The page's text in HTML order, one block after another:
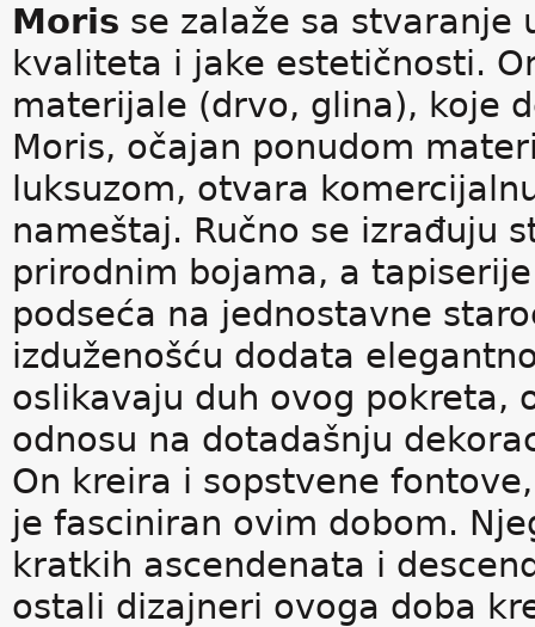
Moris se zalaže sa stvaranje
kvaliteta i jake estetičnosti.
materijale (drvo, glina), koje
Moris, očajan ponudom
luksuzom, otvara
nameštaj. Ručno se izrađuju
prirodnim bojama, a
podseća na jednostavne
izduženošću dodata
oslikavaju duh ovog pokreta,
odnosu na dotadašnju
On kreira i sopstvene
je fasciniran ovim dobom.
kratkih ascendenata i
ostali dizajneri ovoga doba